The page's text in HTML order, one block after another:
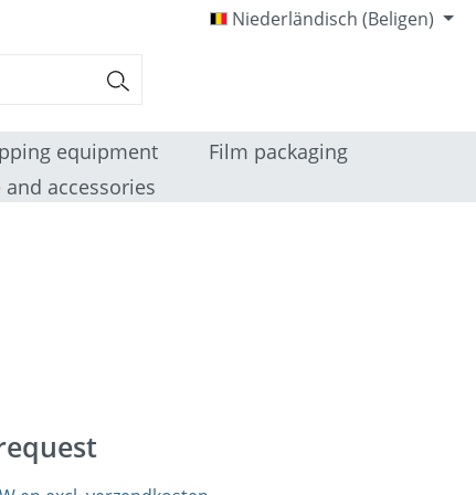
Niederländisch (Beligen)
equipment
Film packaging
accessories